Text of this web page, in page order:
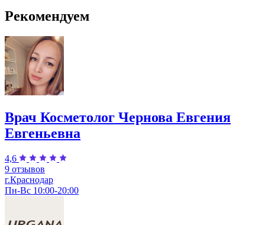
Рекомендуем
Врач Косметолог Чернова Евгения
Евгеньевна
4,6
9 отзывов
г.Краснодар
Пн-Вс 10:00-20:00